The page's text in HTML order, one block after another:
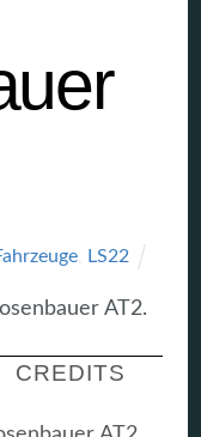
LS22
AT2.
CREDITS